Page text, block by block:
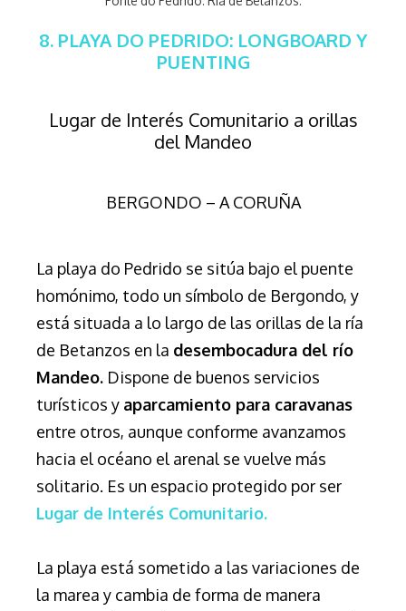
8. PLAYA DO PEDRIDO: LONGBOARD Y
PUENTING
Lugar de Interés Comunitario a orillas
del Mandeo
BERGONDO – A CORUÑA
La playa do Pedrido se sitúa bajo el puente
homónimo, todo un símbolo de Bergondo, y
está situada a lo largo de las orillas de la ría
de Betanzos en la desembocadura del río
Mandeo. Dispone de buenos servicios
turísticos y aparcamiento para caravanas
entre otros, aunque conforme avanzamos
hacia el océano el arenal se vuelve más
solitario. Es un espacio protegido por ser
Lugar de Interés Comunitario.
La playa está sometido a las variaciones de
la marea y cambia de forma de manera